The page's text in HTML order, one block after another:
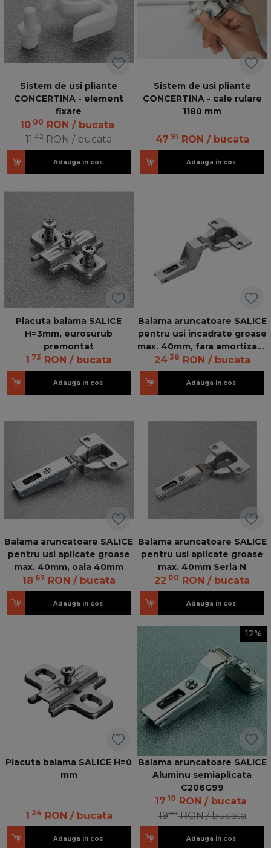
Sistem de usi pliante
CONCERTINA - element
fixare
10 00 RON / bucata
1142 RON / bucata
Adauga in cos
Sistem de usi pliante
CONCERTINA - cale rulare
1180 mm
47 91 RON / bucata
Adauga in cos
Placuta balama SALICE
H=3mm, eurosurub
premontat
1 73 RON / bucata
Adauga in cos
Balama aruncatoare SALICE
pentru usi incadrate groase
max. 40mm, fara amortizare
Ni
24 38 RON / bucata
Adauga in cos
Balama aruncatoare SALICE
pentru usi aplicate groase
max. 40mm, oala 40mm
18 67 RON / bucata
Adauga in cos
Balama aruncatoare SALICE
pentru usi aplicate groase
max. 40mm Seria N
22 00 RON / bucata
Adauga in cos
Placuta balama SALICE H=0
mm
1 24 RON / bucata
Adauga in cos
12%
Balama aruncatoare SALICE
Aluminu semiaplicata
C206G99
17 10 RON / bucata
1959 RON / bucata
Adauga in cos